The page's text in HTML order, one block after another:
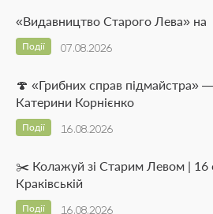
«Видавництво Старого Лева» на
07.08.2026
Події
🍄 «Грибних справ підмайстра»
Катерини Корнієнко
16.08.2026
Події
✂️ Колажуй зі Старим Левом | 16
Краківській
16.08.2026
Події